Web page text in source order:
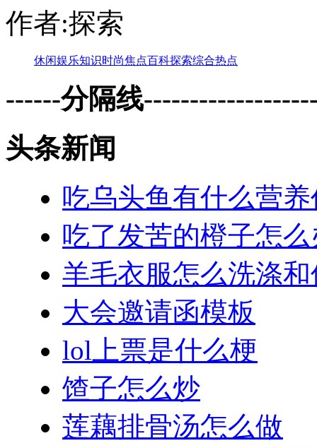
作者:探索
休闲娱乐知识时尚焦点百科探索综合热点
------分隔线
头条新闻
吃乌头鱼有什么营
吃了发苦的橙子怎么
羊毛衣服怎么洗涤
大会邀请函模板
lol上票是什么梗
馇子怎么炒
莲藕排骨汤怎么做